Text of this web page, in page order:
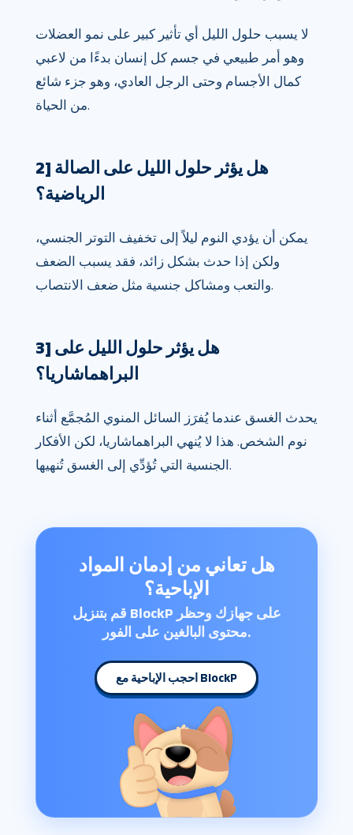
لا يسبب حلول الليل أي تأثير كبير على نمو العضلات
وهو أمر طبيعي في جسم كل إنسان بدءًا من لاعبي
كمال الأجسام وحتى الرجل العادي، وهو جزء شائع
من الحياة.
2] هل يؤثر حلول الليل على الصالة
الرياضية؟
يمكن أن يؤدي النوم ليلاً إلى تخفيف التوتر الجنسي،
ولكن إذا حدث بشكل زائد، فقد يسبب الضعف
والتعب ومشاكل جنسية مثل ضعف الانتصاب.
3] هل يؤثر حلول الليل على
البراهماشاريا؟
يحدث الغسق عندما يُفرَز السائل المنوي المُجمَّع أثناء
نوم الشخص. هذا لا يُنهي البراهماشاريا، لكن الأفكار
الجنسية التي تُؤدِّي إلى الغسق تُنهيها.
هل تعاني من إدمان المواد
الإباحية؟
قم بتنزيل BlockP على جهازك وحظر
محتوى البالغين على الفور.
احجب الإباحية مع BlockP